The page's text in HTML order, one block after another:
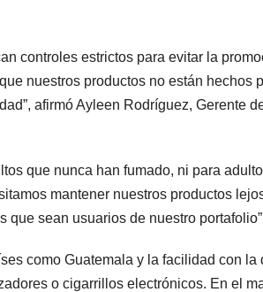
controles estrictos para evitar la
nuestros productos no están hechos
afirmó Ayleen Rodríguez, Gerente
que nunca han fumado, ni para
mantener nuestros productos
que sean usuarios de nuestro
como Guatemala y la facilidad con
o cigarrillos electrónicos. En el